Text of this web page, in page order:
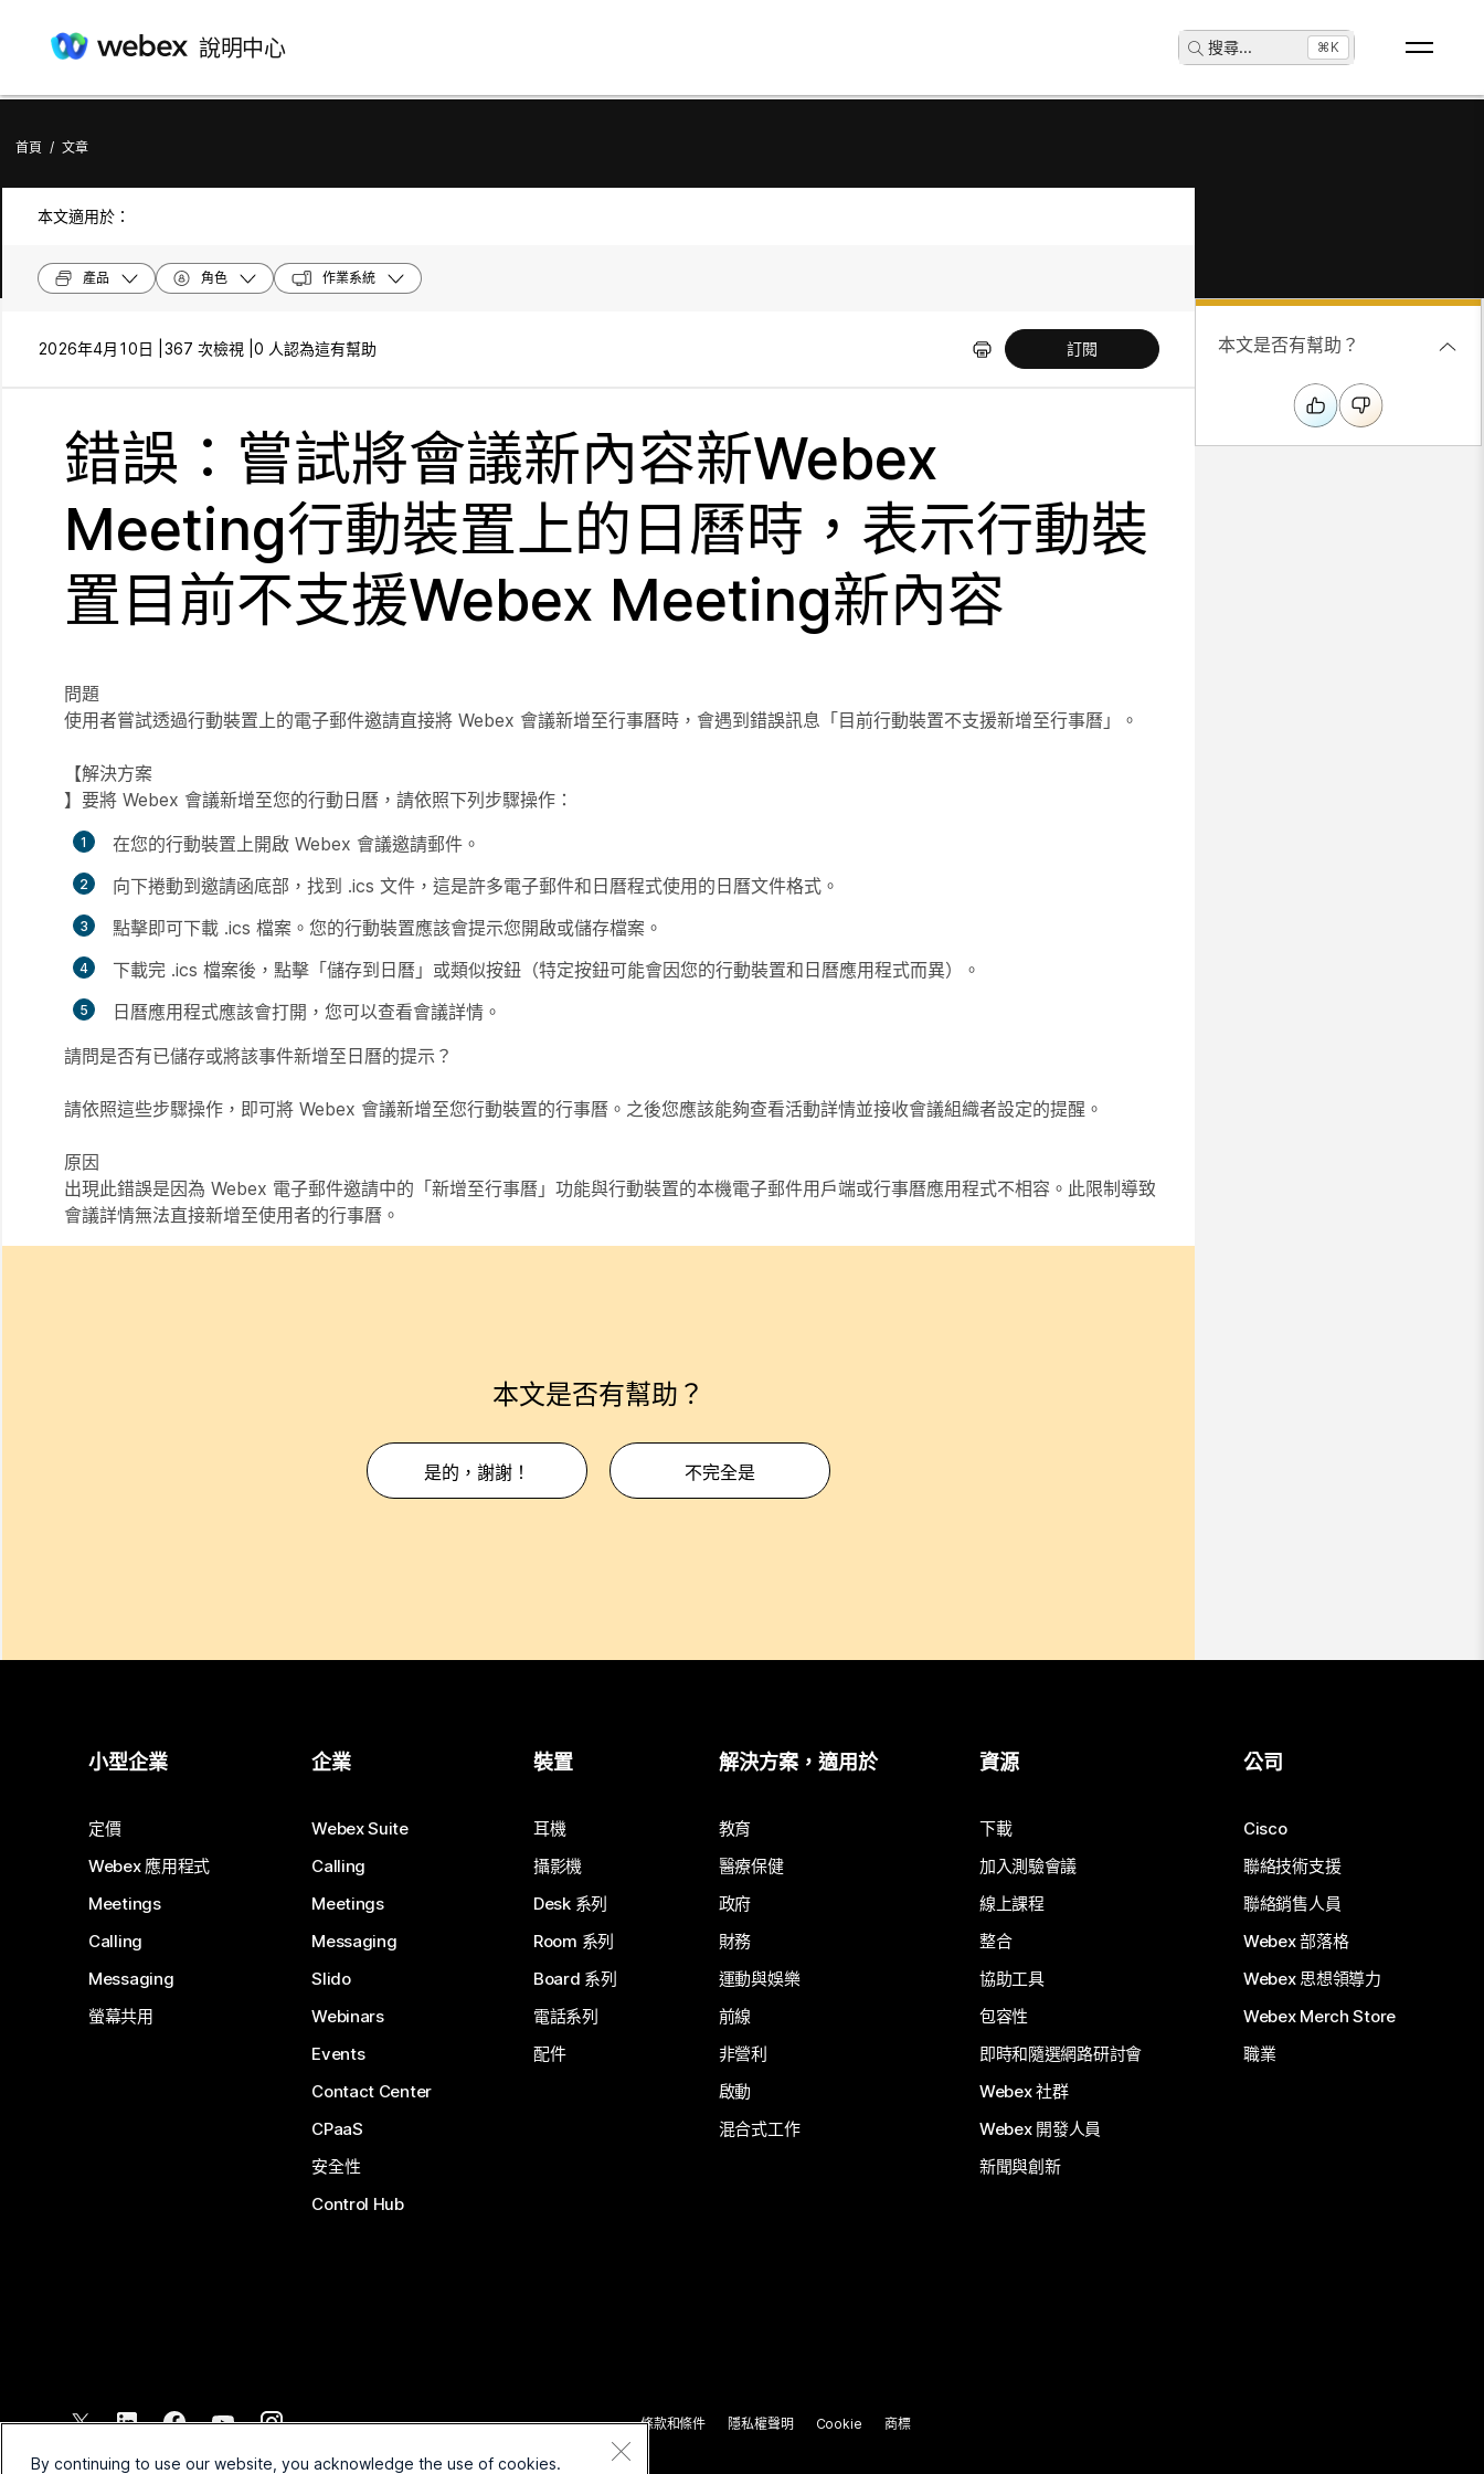
說明中心 搜尋... ⌘K
首頁 / 文章
本文適用於：
產品 角色 作業系統
2026年4月10日 | 367 次檢視 | 0 人認為這有幫助 訂閱
錯誤：嘗試將會議新內容新Webex
Meeting行動裝置上的日曆時，表示行動裝
置目前不支援Webex Meeting新內容
問題
使用者嘗試透過行動裝置上的電子郵件邀請直接將 Webex 會議新增至行事曆時，會遇到錯誤訊息「目前行動裝置不支援新增至行事曆」。
【解決方案
】要將 Webex 會議新增至您的行動日曆，請依照下列步驟操作：
在您的行動裝置上開啟 Webex 會議邀請郵件。
向下捲動到邀請函底部，找到 .ics 文件，這是許多電子郵件和日曆程式使用的日曆文件格式。
點擊即可下載 .ics 檔案。您的行動裝置應該會提示您開啟或儲存檔案。
下載完 .ics 檔案後，點擊「儲存到日曆」或類似按鈕（特定按鈕可能會因您的行動裝置和日曆應用程式而異）。
日曆應用程式應該會打開，您可以查看會議詳情。
請問是否有已儲存或將該事件新增至日曆的提示？
請依照這些步驟操作，即可將 Webex 會議新增至您行動裝置的行事曆。之後您應該能夠查看活動詳情並接收會議組織者設定的提醒。
原因
出現此錯誤是因為 Webex 電子郵件邀請中的「 新增至行事曆 」功能與行動裝置的本機電子郵件用戶端或行事曆應用程式不相容。此限制導致
會議詳情無法直接新增至使用者的行事曆。
本文是否有幫助？
是的，謝謝！ 不完全是
本文是否有幫助？
小型企業
定價
Webex 應用程式
Meetings
Calling
Messaging
螢幕共用
企業
Webex Suite
Calling
Meetings
Messaging
Slido
Webinars
Events
Contact Center
CPaaS
安全性
Control Hub
裝置
耳機
攝影機
Desk 系列
Room 系列
Board 系列
電話系列
配件
解決方案，適用於
教育
醫療保健
政府
財務
運動與娛樂
前線
非營利
啟動
混合式工作
資源
下載
加入測驗會議
線上課程
整合
協助工具
包容性
即時和隨選網路研討會
Webex 社群
Webex 開發人員
新聞與創新
公司
Cisco
聯絡技術支援
聯絡銷售人員
Webex 部落格
Webex 思想領導力
Webex Merch Store
職業
2026 Cisco 和/或其子公司。保留所有權利。
條款和條件 隱私權聲明 Cookie 商標
By continuing to use our website, you acknowledge the use of cookies.